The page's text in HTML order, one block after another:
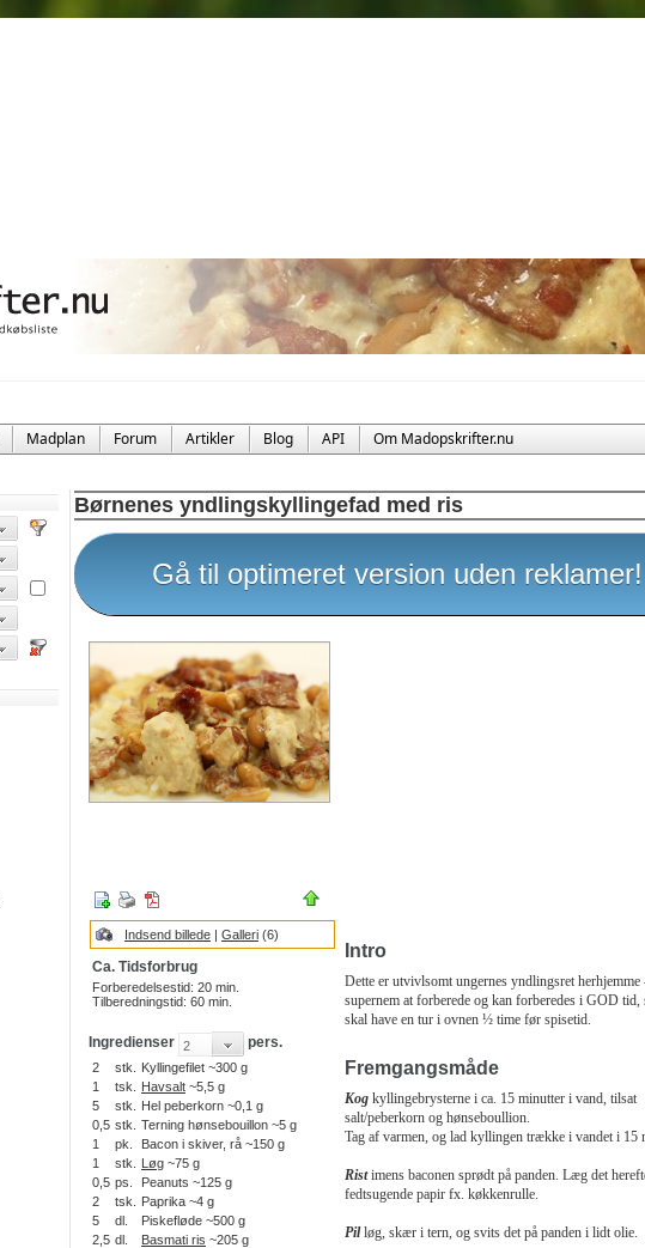
Madplan Forum Artikler Blog API Om Madopskrifter.nu
Børnenes yndlingskyllingefad med ris
Gå til optimeret version uden reklamer!
Indsend billede | Galleri (6)
Ca. Tidsforbrug
Forberedelsestid: 20 min.
Tilberedningstid: 60 min.
Ingredienser pers.
2 stk.
Kyllingefilet ~300 g
1
tsk. Havsalt ~5,5 g
5
stk.
Hel peberkorn ~0,1 g
0,5 stk.
Terning hønsebouillon ~5 g
1
pk.
Bacon i skiver, rå ~150 g
1
stk. Løg ~75 g
0,5 ps.
Peanuts ~125 g
2
tsk.
Paprika ~4 g
5
dl.
Piskefløde ~500 g
2,5 dl. Basmati ris ~205 g
Intro
Dette er utvivlsomt ungernes yndlingsret herhjemme
supernem at forberede og kan forberedes i GOD tid,
skal have en tur i ovnen ½ time før spisetid.
Fremgangsmåde
Kog kyllingebrysterne i ca. 15 minutter i vand, tilsat
salt/peberkorn og hønseboullion.
Tag af varmen, og lad kyllingen trække i vandet i 15
Ristimens baconen sprødt på panden. Læg det
fedtsugende papir fx. køkkenrulle.
Pilløg, skær i tern, og svits det på panden i lidt olie.